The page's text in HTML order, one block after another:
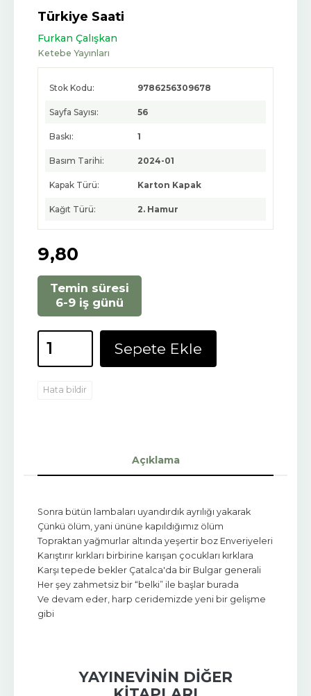
Türkiye Saati
Furkan Çalışkan
Ketebe Yayınları
Stok Kodu: 9786256309678
Sayfa Sayısı: 56
Baskı: 1
Basım Tarihi: 2024-01
Kapak Türü: Karton Kapak
Kağıt Türü: 2. Hamur
9,80
Temin süresi
6-9 iş günü
Sepete Ekle
Hata bildir
Açıklama
Sonra bütün lambaları uyandırdık ayrılığı yakarak
Çünkü ölüm, yani ününe kapıldığımız ölüm
Topraktan yağmurlar altında yeşertir boz Enveriyeleri
Karıştırır kırkları birbirine karışan çocukları kırklara
Karşı tepede bekler Çatalca'da bir Bulgar generali
Her şey zahmetsiz bir “belki” ile başlar burada
Ve devam eder, harp ceridemizde yeni bir gelişme
gibi
YAYINEVININ DIĞER